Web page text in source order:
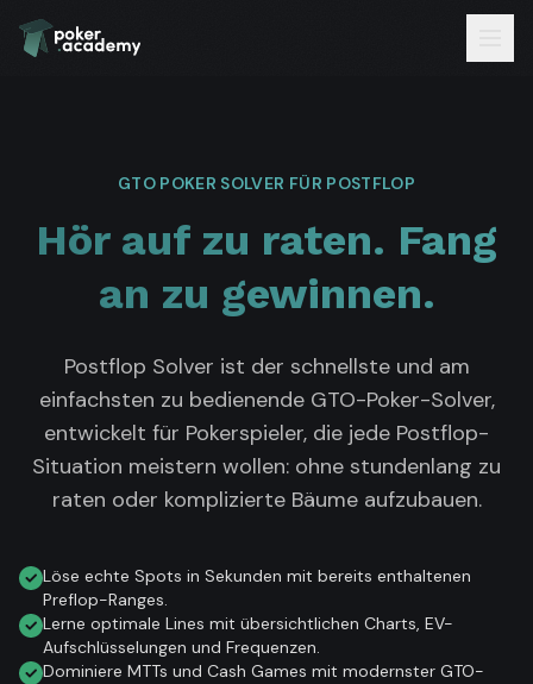
GTO POKER SOLVER FÜR POSTFLOP
Hör auf zu raten. Fang
an zu gewinnen.
Postflop Solver ist der schnellste und am
einfachsten zu bedienende GTO-Poker-Solver,
entwickelt für Pokerspieler, die jede Postflop-
Situation meistern wollen: ohne stundenlang zu
raten oder komplizierte Bäume aufzubauen.
Löse echte Spots in Sekunden mit bereits enthaltenen
Preflop-Ranges.
Lerne optimale Lines mit übersichtlichen Charts, EV-
Aufschlüsselungen und Frequenzen.
Dominiere MTTs und Cash Games mit modernster GTO-